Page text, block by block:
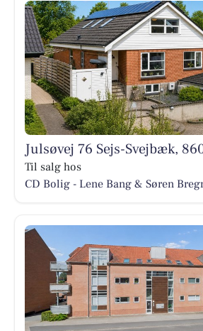
Julsøvej 76 Sejs-Svejbæk,
Til salg hos
CD Bolig - Lene Bang & Søren